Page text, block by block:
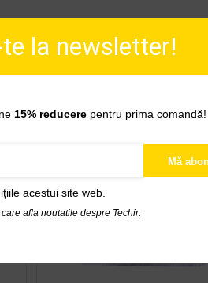
la newsletter!
15% reducere pentru prima comandă!
Mă
acestui site web.
afla noutatile despre Techir.